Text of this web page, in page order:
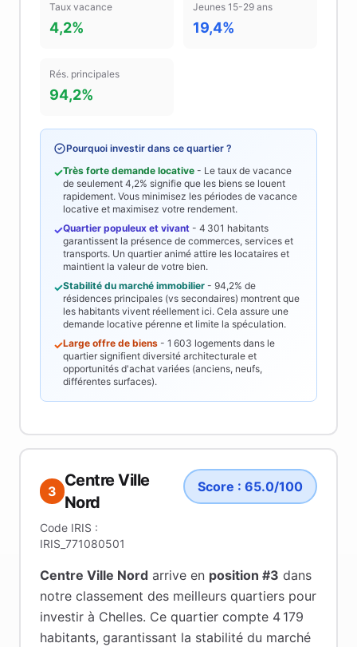
Taux vacance
4,2%
Jeunes 15-29 ans
19,4%
Rés. principales
94,2%
Pourquoi investir dans ce quartier ?
✓Très forte demande locative - Le taux de vacance
de seulement 4,2% signifie que les biens se louent
rapidement. Vous minimisez les périodes de vacance
locative et maximisez votre rendement.
✓Quartier populeux et vivant - 4 301 habitants
garantissent la présence de commerces, services et
transports. Un quartier animé attire les locataires et
maintient la valeur de votre bien.
✓Stabilité du marché immobilier - 94,2% de
résidences principales (vs secondaires) montrent que
les habitants vivent réellement ici. Cela assure une
demande locative pérenne et limite la spéculation.
✓Large offre de biens - 1 603 logements dans le
quartier signifient diversité architecturale et
opportunités d'achat variées (anciens, neufs,
différentes surfaces).
3
Centre Ville
Nord
Code IRIS :
IRIS_771080501
Score : 65.0/100
Centre Ville Nord arrive en position #3 dans
notre classement des meilleurs quartiers pour
investir à Chelles. Ce quartier compte 4 179
habitants, garantissant la stabilité du marché